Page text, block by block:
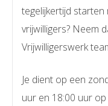
tegelijkertijd
vrijwilligers? Neem
Vrijwilligerswerk
Je dient op een
uur en 18:00 uur